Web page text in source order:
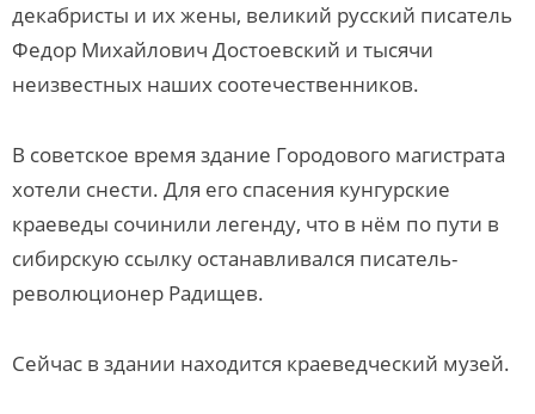
декабристы и их жены, великий русский писатель
Федор Михайлович Достоевский и тысячи
неизвестных наших соотечественников.
В советское время здание Городового магистрата
хотели снести. Для его спасения кунгурские
краеведы сочинили легенду, что в нём по пути в
сибирскую ссылку останавливался писатель-
революционер Радищев.
Сейчас в здании находится краеведческий музей.